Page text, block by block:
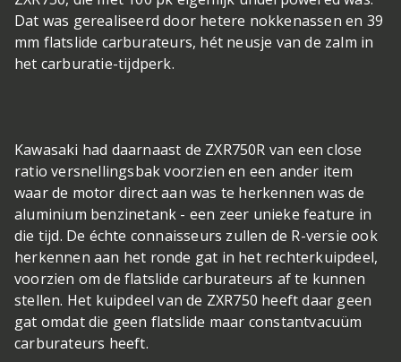
Dat was gerealiseerd door hetere nokkenassen en 39
mm flatslide carburateurs, hét neusje van de zalm in
het carburatie-tijdperk.
Kawasaki had daarnaast de ZXR750R van een close
ratio versnellingsbak voorzien en een ander item
waar de motor direct aan was te herkennen was de
aluminium benzinetank - een zeer unieke feature in
die tijd. De échte connaisseurs zullen de R-versie ook
herkennen aan het ronde gat in het rechterkuipdeel,
voorzien om de flatslide carburateurs af te kunnen
stellen. Het kuipdeel van de ZXR750 heeft daar geen
gat omdat die geen flatslide maar constantvacuüm
carburateurs heeft.